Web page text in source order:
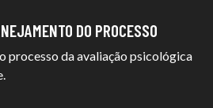
DO PROCESSO
processo da avaliação psicológica